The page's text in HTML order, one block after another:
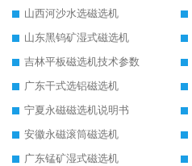
山西河沙水选磁选机
山东黑钨矿湿式磁选机
吉林平板磁选机技术参数
广东干式选铝磁选机
宁夏永磁磁选机说明书
安徽永磁滚筒磁选机
广东锰矿湿式磁选机